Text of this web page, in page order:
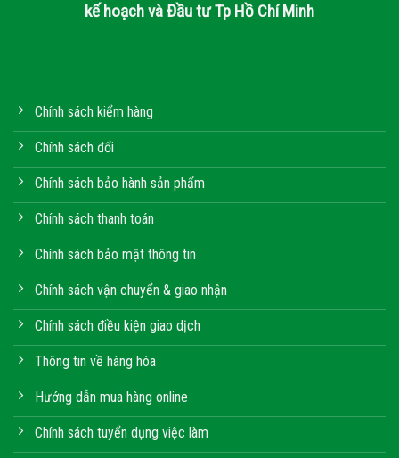
kế hoạch và Đầu tư Tp Hồ Chí Minh
Chính sách kiểm hàng
Chính sách đổi
Chính sách bảo hành sản phẩm
Chính sách thanh toán
Chính sách bảo mật thông tin
Chính sách vận chuyển & giao nhận
Chính sách điều kiện giao dịch
Thông tin về hàng hóa
Hướng dẫn mua hàng online
Chính sách tuyển dụng việc làm